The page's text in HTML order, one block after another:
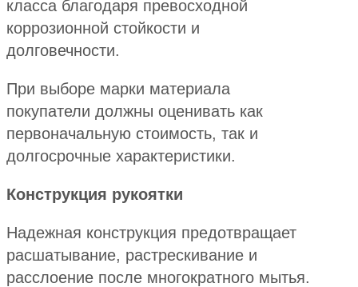
класса благодаря превосходной
коррозионной стойкости и
долговечности.
При выборе марки материала
покупатели должны оценивать как
первоначальную стоимость, так и
долгосрочные характеристики.
Конструкция рукоятки
Надежная конструкция предотвращает
расшатывание, растрескивание и
расслоение после многократного мытья.